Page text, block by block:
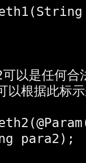
para2);